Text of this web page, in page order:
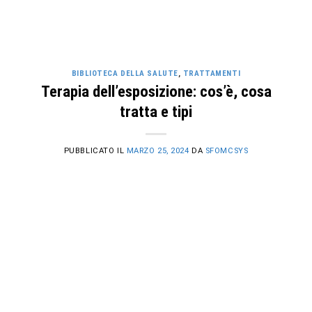
BIBLIOTECA DELLA SALUTE, TRATTAMENTI
Terapia dell’esposizione: cos’è, cosa
tratta e tipi
PUBBLICATO IL MARZO 25, 2024 DA SFOMCSYS